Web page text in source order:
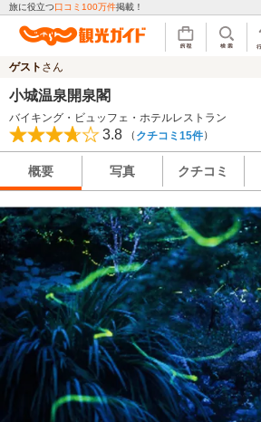
旅に役立つ口コミ100万件掲載！
ゲスト さん
小城温泉開泉閣
バイキング・ビュッフェ・ホテルレストラン
3.8 （ クチコミ15件）
概要 写真 クチコミ